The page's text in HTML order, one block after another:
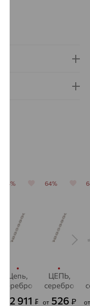
64%
Цепь,
серебро
2 911 ₽
64%
ЦЕПЬ,
серебро
от 526 ₽